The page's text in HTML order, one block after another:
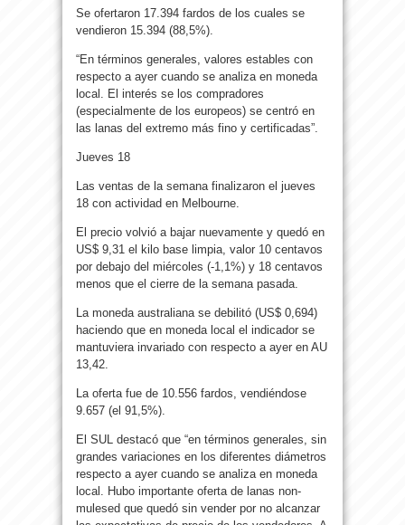
Se ofertaron 17.394 fardos de los cuales se
vendieron 15.394 (88,5%).
“En términos generales, valores estables con
respecto a ayer cuando se analiza en moneda
local. El interés se los compradores
(especialmente de los europeos) se centró en
las lanas del extremo más fino y certificadas”.
Jueves 18
Las ventas de la semana finalizaron el jueves
18 con actividad en Melbourne.
El precio volvió a bajar nuevamente y quedó en
US$ 9,31 el kilo base limpia, valor 10 centavos
por debajo del miércoles (-1,1%) y 18 centavos
menos que el cierre de la semana pasada.
La moneda australiana se debilitó (US$ 0,694)
haciendo que en moneda local el indicador se
mantuviera invariado con respecto a ayer en AU
13,42.
La oferta fue de 10.556 fardos, vendiéndose
9.657 (el 91,5%).
El SUL destacó que “en términos generales, sin
grandes variaciones en los diferentes diámetros
respecto a ayer cuando se analiza en moneda
local. Hubo importante oferta de lanas non-
mulesed que quedó sin vender por no alcanzar